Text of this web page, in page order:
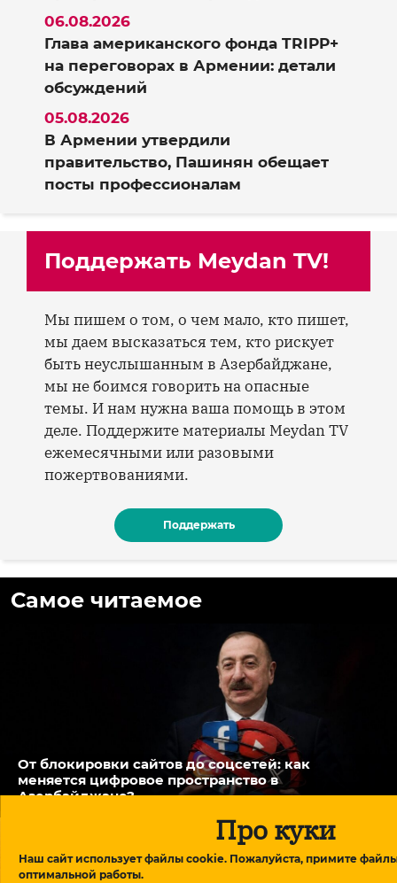
Про куки
Наш сайт использует файлы cookie. Пожалуйста, примите
оптимальной работы.
Глава американского фонда TRIPP+
на переговорах в Армении: детали
обсуждений
06.08.2026
В Армении утвердили
правительство, Пашинян обещает
посты профессионалам
05.08.2026
Поддержать Meydan TV!
Мы пишем о том, о чем мало, кто пишет,
мы даем высказаться тем, кто рискует
быть неуслышанным в Азербайджане,
мы не боимся говорить на опасные
темы. И нам нужна ваша помощь в этом
деле. Поддержите материалы Meydan TV
ежемесячными или разовыми
пожертвованиями.
Поддержать
Самое читаемое
От блокировки сайтов до соцсетей: как
меняется цифровое пространство в
Азербайджане?